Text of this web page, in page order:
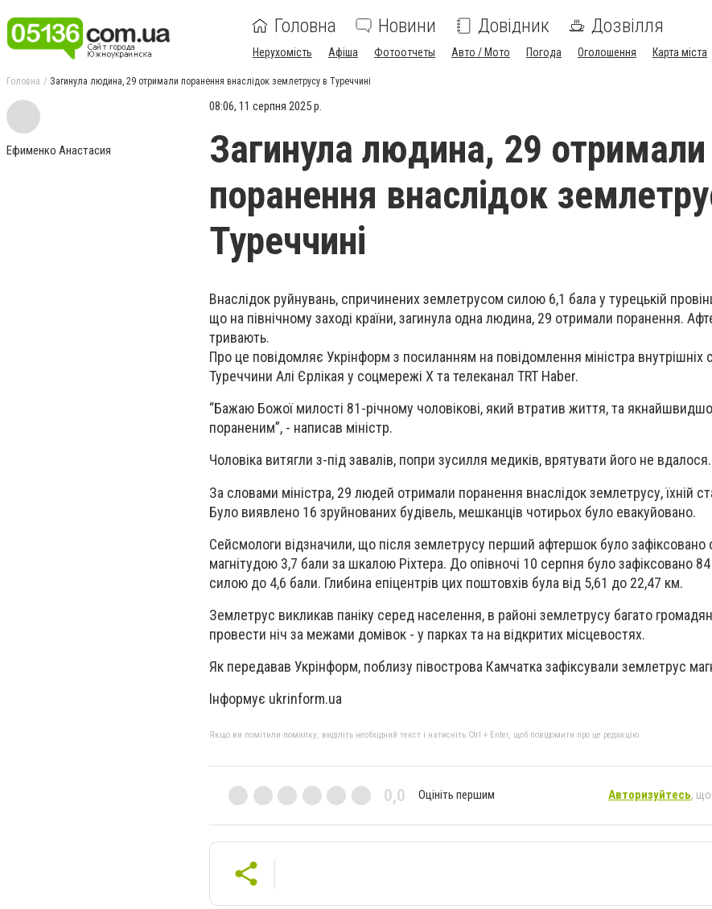
Головна Новини Довідник Дозвілля
Нерухомість Афіша Фотоотчеты Авто / Мото Погода Оголошення Карта міста
Головна Загинула людина, 29 отримали поранення внаслідок землетрусу в Туреччині
Ефименко Анастасия
08:06, 11 серпня 2025 р.
Загинула людина, 29 отримали
поранення внаслідок
Туреччині
Внаслідок руйнувань, спричинених землетрусом силою 6,1 бала у турецькій
що на північному заході країни, загинула одна людина, 29 отримали поранення.
тривають.
Про це повідомляє Укрінформ з посиланням на повідомлення міністра внутрішніх
Туреччини Алі Єрлікая у соцмережі Х та телеканал TRT Haber.
“Бажаю Божої милості 81-річному чоловікові, який втратив життя, та
пораненим”, - написав міністр.
Чоловіка витягли з-під завалів, попри зусилля медиків, врятувати його не вдалося.
За словами міністра, 29 людей отримали поранення внаслідок землетрусу, їхній
Було виявлено 16 зруйнованих будівель, мешканців чотирьох було евакуйовано.
Сейсмологи відзначили, що після землетрусу перший афтершок було зафіксовано
магнітудою 3,7 бали за шкалою Ріхтера. До опівночі 10 серпня було зафіксовано
силою до 4,6 бали. Глибина епіцентрів цих поштовхів була від 5,61 до 22,47 км.
Землетрус викликав паніку серед населення, в районі землетрусу багато
провести ніч за межами домівок - у парках та на відкритих місцевостях.
Як передавав Укрінформ, поблизу півострова Камчатка зафіксували землетрус
Інформує ukrinform.ua
Якщо ви помітили помилку, виділіть необхідний текст і натисніть Ctrl + Enter, щоб повідомити про це редакцію
0,0 Оцініть першим Авторизуйтесь,